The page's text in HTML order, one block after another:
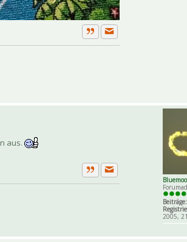
ZitatPrivate Nachricht
Beiträge:
2005,
aus.
ZitatPrivate Nachricht